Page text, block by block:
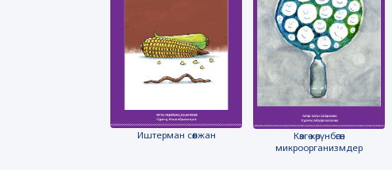
Иштерман сөөлжан
Көзгө көрүнбөгөн
микроорганизмдер